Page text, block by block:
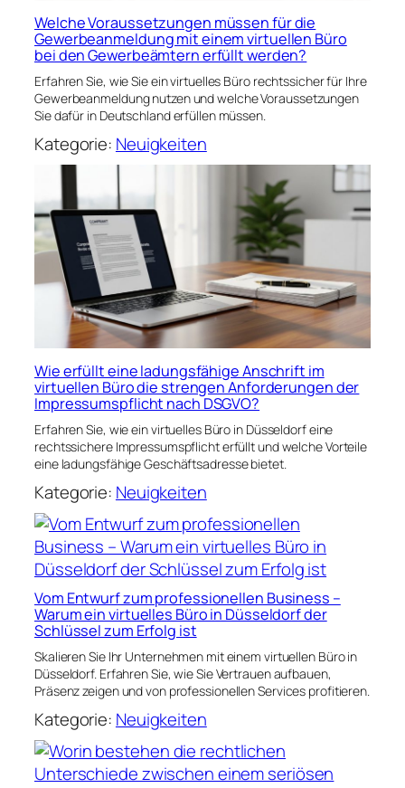
Welche Voraussetzungen müssen für die
Gewerbeanmeldung mit einem virtuellen Büro
bei den Gewerbeämtern erfüllt werden?
Erfahren Sie, wie Sie ein virtuelles Büro rechtssicher für Ihre
Gewerbeanmeldung nutzen und welche Voraussetzungen
Sie dafür in Deutschland erfüllen müssen.
Kategorie: Neuigkeiten
Wie erfüllt eine ladungsfähige Anschrift im
virtuellen Büro die strengen Anforderungen der
Impressumspflicht nach DSGVO?
Erfahren Sie, wie ein virtuelles Büro in Düsseldorf eine
rechtssichere Impressumspflicht erfüllt und welche Vorteile
eine ladungsfähige Geschäftsadresse bietet.
Kategorie: Neuigkeiten
Vom Entwurf zum professionellen Business –
Warum ein virtuelles Büro in Düsseldorf der
Schlüssel zum Erfolg ist
Skalieren Sie Ihr Unternehmen mit einem virtuellen Büro in
Düsseldorf. Erfahren Sie, wie Sie Vertrauen aufbauen,
Präsenz zeigen und von professionellen Services profitieren.
Kategorie: Neuigkeiten